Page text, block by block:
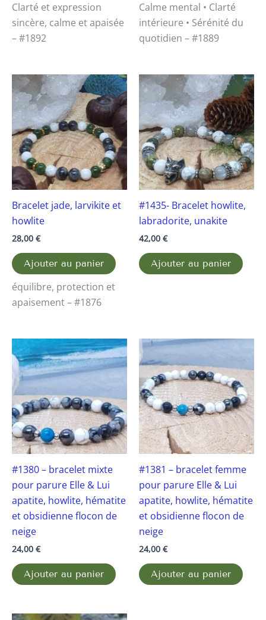
Clarté et expression
sincère, calme et apaisée
– #1892
Calme mental • Clarté
intérieure • Sérénité du
quotidien – #1889
Bracelet jade, larvikite et
howlite
28,00 €
Ajouter au panier
équilibre, protection et
apaisement – #1876
#1435- Bracelet howlite,
labradorite, unakite
42,00 €
Ajouter au panier
#1380 – bracelet mixte
pour parure Elle & Lui
apatite, howlite, hématite
et obsidienne flocon de
neige
24,00 €
Ajouter au panier
#1381 – bracelet femme
pour parure Elle & Lui
apatite, howlite, hématite
et obsidienne flocon de
neige
24,00 €
Ajouter au panier